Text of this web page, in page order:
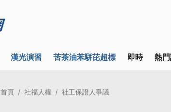
漢光演習 苦茶油苯駢芘超標 即時 熱
首頁 社福人權 社工保證人爭議